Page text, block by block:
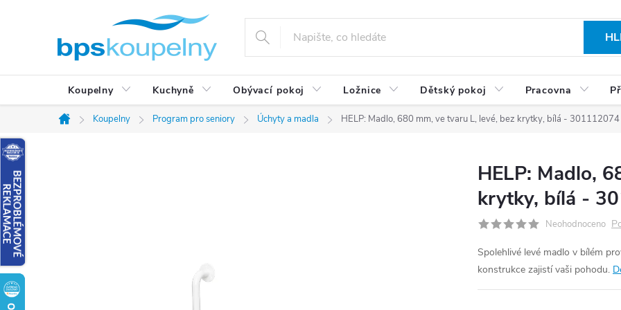
Koupelny Kuchyně Obývací pokoj Ložnice Dětský pokoj Pracovna
Domů
Koupelny Program pro seniory Úchyty a madla HELP: Madlo, 680 mm, ve tvaru L, levé, bez krytky, bílá - 301112074
HELP: Madlo,
krytky, bílá -
Neohodnoceno
Spolehlivé levé madlo v bílém
konstrukce zajistí vaši pohodu.